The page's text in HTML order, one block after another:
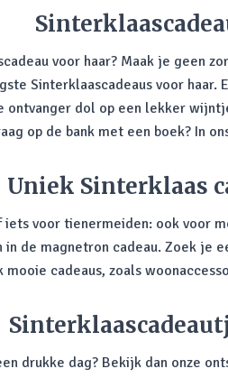
voor haar? Maak je geen
Sinterklaascadeaus voor
dol op een lekker
op de bank met een boek? In
Uniek Sinterklaas
voor tienermeiden: ook voor
de magnetron cadeau. Zoek je
mooie cadeaus, zoals
drukke dag? Bekijk dan onze